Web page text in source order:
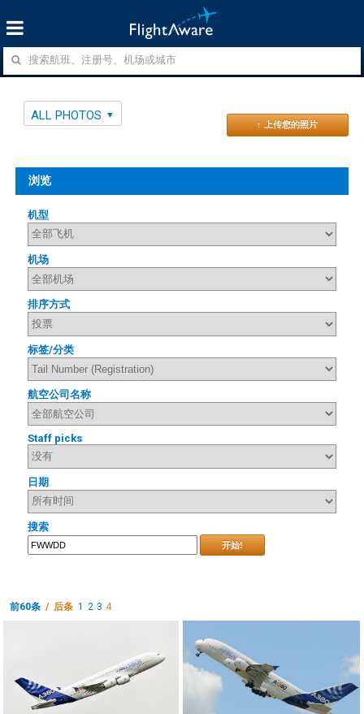
ALL PHOTOS
↑ 上传您的照片
浏览
机型
机场
排序方式
标签/分类
航空公司名称
Staff picks
日期
搜索
开始!
前60条 / 后条 1 2 3 4